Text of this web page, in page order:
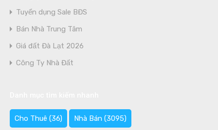
Tuyển dụng Sale BĐS
Bán Nhà Trung Tâm
Giá đất Đà Lạt 2026
Công Ty Nhà Đất
Cho Thuê (36) Nhà Bán (3095)